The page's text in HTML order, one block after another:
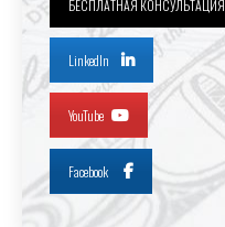
БЕСПЛАТНАЯ КОНСУЛЬТАЦИЯ
LinkedIn
YouTube
Facebook